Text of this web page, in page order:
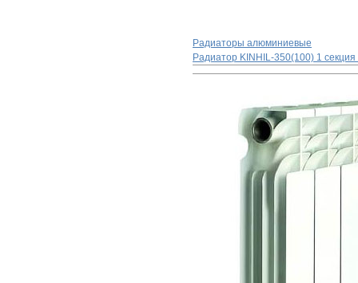
Радиаторы алюминиевые
Радиатор KINHIL-350(100) 1 секция